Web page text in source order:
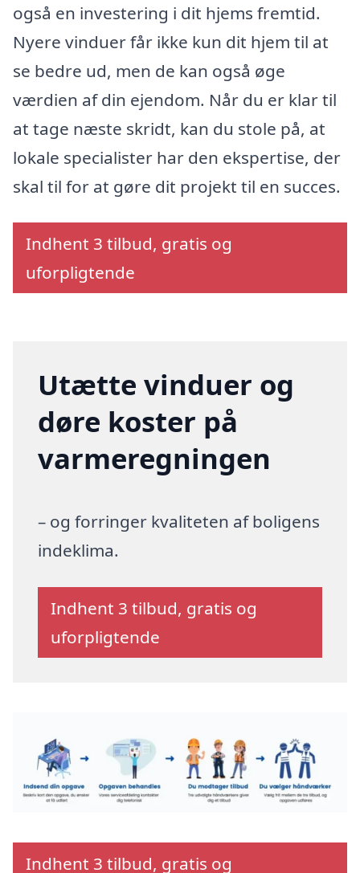
også en investering i dit hjems fremtid.
Nyere vinduer får ikke kun dit hjem til at
se bedre ud, men de kan også øge
værdien af din ejendom. Når du er klar til
at tage næste skridt, kan du stole på, at
lokale specialister har den ekspertise, der
skal til for at gøre dit projekt til en succes.
Indhent 3 tilbud, gratis og
uforpligtende
Utætte vinduer og
døre koster på
varmeregningen
– og forringer kvaliteten af boligens
indeklima.
Indhent 3 tilbud, gratis og
uforpligtende
Indhent 3 tilbud, gratis og